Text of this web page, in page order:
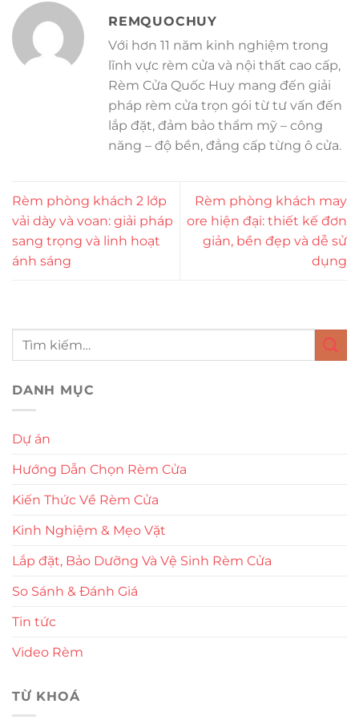
REMQUOCHUY
Với hơn 11 năm kinh nghiệm trong
lĩnh vực rèm cửa và nội thất cao cấp,
Rèm Cửa Quốc Huy mang đến giải
pháp rèm cửa trọn gói từ tư vấn đến
lắp đặt, đảm bảo thẩm mỹ – công
năng – độ bền, đẳng cấp từng ô cửa.
Rèm phòng khách 2 lớp
vải dày và voan: giải pháp
sang trọng và linh hoạt
ánh sáng
Rèm phòng khách may
ore hiện đại: thiết kế đơn
giản, bền đẹp và dễ sử
dụng
DANH MỤC
Dự án
Hướng Dẫn Chọn Rèm Cửa
Kiến Thức Về Rèm Cửa
Kinh Nghiệm & Mẹo Vặt
Lắp đặt, Bảo Dưỡng Và Vệ Sinh Rèm Cửa
So Sánh & Đánh Giá
Tin tức
Video Rèm
TỪ KHOÁ